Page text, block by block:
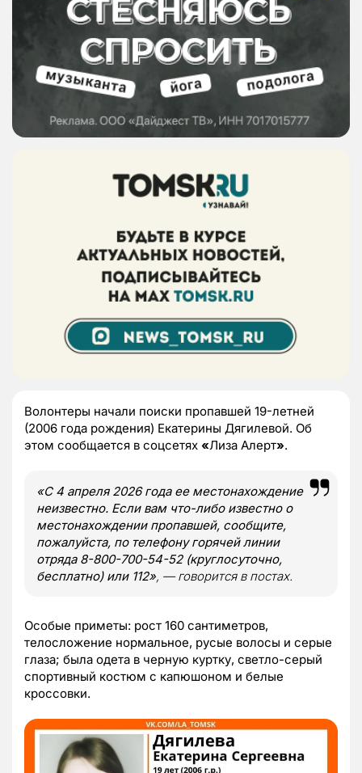
Волонтеры начали поиски пропавшей 19-летней
(2006 года рождения) Екатерины Дягилевой. Об
этом сообщается в соцсетях «Лиза Алерт».
«С 4 апреля 2026 года ее местонахождение
неизвестно. Если вам что-либо известно о
местонахождении пропавшей, сообщите,
пожалуйста, по телефону горячей линии
отряда 8-800-700-54-52 (круглосуточно,
бесплатно) или 112», —говорится в постах.
Особые приметы: рост 160 сантиметров,
телосложение нормальное, русые волосы и серые
глаза; была одета в черную куртку, светло-серый
спортивный костюм с капюшоном и белые
кроссовки.